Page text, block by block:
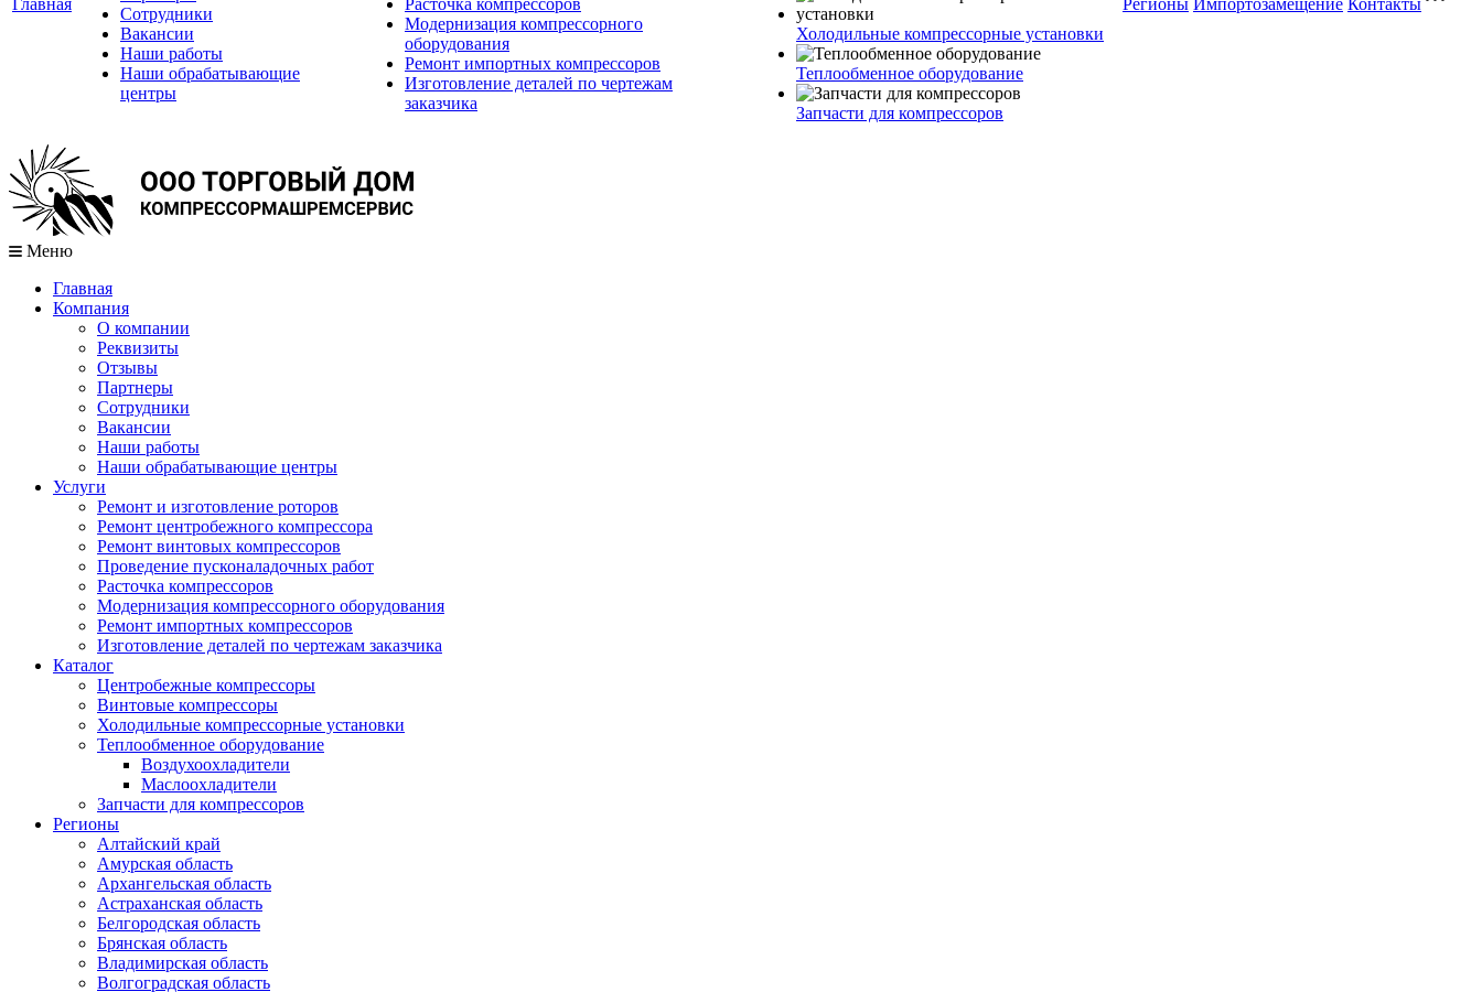
Главная
Сотрудники
Вакансии
Наши работы
Наши обрабатывающие
центры
Расточка компрессоров
Модернизация компрессорного
оборудования
Ремонт импортных компрессоров
Изготовление деталей по чертежам
заказчика
Холодильные компрессорные установки
Теплообменное оборудование
Запчасти для компрессоров
Регионы Импортозамещение Контакты
Меню
Главная
Компания
О компании
Реквизиты
Отзывы
Партнеры
Сотрудники
Вакансии
Наши работы
Наши обрабатывающие центры
Услуги
Ремонт и изготовление роторов
Ремонт центробежного компрессора
Ремонт винтовых компрессоров
Проведение пусконаладочных работ
Расточка компрессоров
Модернизация компрессорного оборудования
Ремонт импортных компрессоров
Изготовление деталей по чертежам заказчика
Каталог
Центробежные компрессоры
Винтовые компрессоры
Холодильные компрессорные установки
Теплообменное оборудование
Воздухоохладители
Маслоохладители
Запчасти для компрессоров
Регионы
Алтайский край
Амурская область
Архангельская область
Астраханская область
Белгородская область
Брянская область
Владимирская область
Волгоградская область